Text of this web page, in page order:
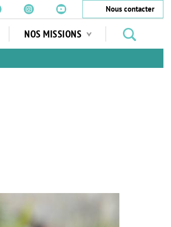
Nous contacter
NOS MISSIONS
jardins